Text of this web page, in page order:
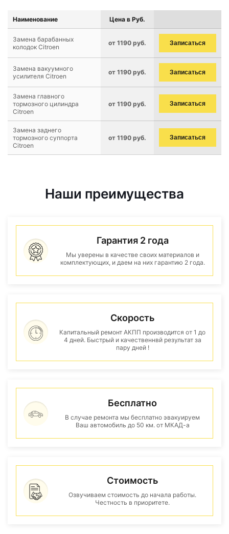
Наименование Цена в Руб.
Замена барабанных
колодок Citroen
от 1190 руб. Записаться
Замена вакуумного
усилителя Citroen
от 1190 руб. Записаться
Замена главного
тормозного цилиндра
Citroen
от 1190 руб. Записаться
Замена заднего
тормозного суппорта
Citroen
от 1190 руб. Записаться
Наши преимущества
Гарантия 2 года
Мы уверены в качестве своих материалов и
комплектующих, и даем на них гарантию 2 года.
Скорость
Капитальный ремонт АКПП производится от 1 до
4 дней. Быстрый и качественнвй результат за
пару дней !
Бесплатно
В случае ремонта мы бесплатно эвакуируем
Ваш автомобиль до 50 км. от МКАД-а
Стоимость
Озвучиваем стоимость до начала работы.
Честность в приоритете.